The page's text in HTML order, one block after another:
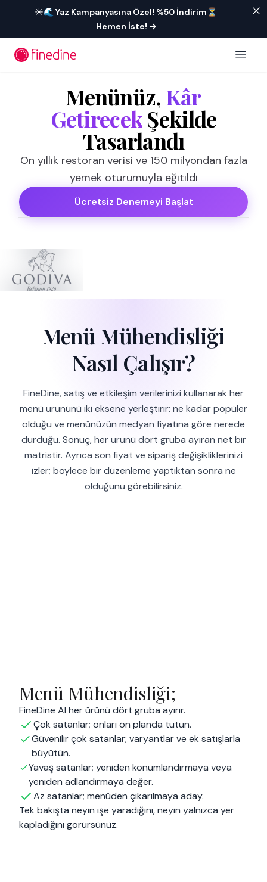
İçeriğe geç☀️🌊 Yaz Kampanyasına Özel! %50 İndirim⏳
Hemen İste! →
Open
Menünüz, Kâr
GetirecekŞekilde
Tasarlandı
On yıllık restoran verisi ve 150 milyondan fazla
yemek oturumuyla eğitildi
Ücretsiz Denemeyi Başlat
Menü Mühendisliği
Nasıl Çalışır?
FineDine, satış ve etkileşim verilerinizi kullanarak her
menü ürününü iki eksene yerleştirir: ne kadar popüler
olduğu ve menünüzün medyan fiyatına göre nerede
durduğu. Sonuç, her ürünü dört gruba ayıran net bir
matristir. Ayrıca son fiyat ve sipariş değişikliklerinizi
izler; böylece bir düzenleme yaptıktan sonra ne
olduğunu görebilirsiniz.
Menü Mühendisliği;
FineDine AI her ürünü dört gruba ayırır.
Çok satanlar; onları ön planda tutun.
Güvenilir çok satanlar; varyantlar ve ek satışlarla
büyütün.
Yavaş satanlar; yeniden konumlandırmaya veya
yeniden adlandırmaya değer.
Az satanlar; menüden çıkarılmaya aday.
Tek bakışta neyin işe yaradığını, neyin yalnızca yer
kapladığını görürsünüz.